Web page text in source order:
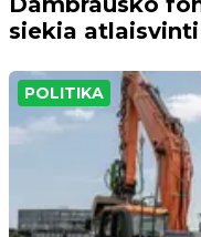
siekia
POLITIKA